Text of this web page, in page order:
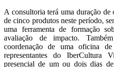
A consultoria terá uma duração de
de cinco produtos neste período,
uma ferramenta de formação
avaliação de impacto.
coordenação de uma oficina
representantes do IberCultura
presencial de um ou dois dias